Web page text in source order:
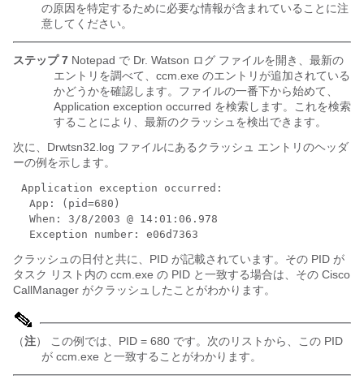
の原因を特定するために必要な情報が含まれていることに注
意してください。
ステップ 7 Notepad で Dr. Watson ログ ファイルを開き、最新の
エントリを調べて、ccm.exe のエントリが追加されている
かどうかを確認します。ファイルの一番下から始めて、
Application exception occurred を検索します。これを検索
することにより、最新のクラッシュを検出できます。
次に、Drwtsn32.log ファイルにあるクラッシュ エントリのヘッダ
ーの例を示します。
Application exception occurred:
App: (pid=680)
When: 3/8/2003 @ 14:01:06.978
Exception number: e06d7363
クラッシュの日付と共に、PID が記載されています。その PID が
タスク リスト内の ccm.exe の PID と一致する場合は、その Cisco
CallManager がクラッシュしたことがわかります。
（注） この例では、PID = 680 です。次のリストから、この PID
が ccm.exe と一致することがわかります。